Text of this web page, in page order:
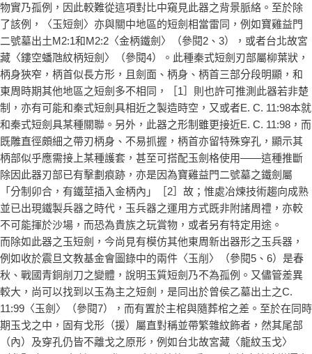
物實乃孤例，因此較難從這項對比中窺見此器之背景脈絡。至於除
了該例，〈玉短劍〉亦與關中地區的短劍相當雷同，例如寶雞益門
二號墓出土M2:1和M2:2〈金柄鐵劍〉（參閱2、3），或者台北故宮
藏〈鏤空蟠虺紋柄短劍〉（參閱4）。此種秦式短劍刃部屬柳葉狀，
柄身狹窄，柄首似長方形，且劍面、柄身、柄首三部分段明顯，和
東周時期其他地區之短劍多不相同，［1］則也許可推測此器若非楚
制，亦有可能和秦式短劍具相近之製造時空，又或者E. C. 11:98本就
和秦式短劍具某種關聯。另外，此器之形制雖更接近E. C. 11:98，而
既雕直徑頗細之帶刃柄身、不易抓握，柄首亦留特殊穿孔，顯示其
柄部似乎應需接上某種護套，甚至可搭配玉劍格使用——這種推斷
除因此器刃部已有擊劃痕跡，亦是因為寶雞益門二號墓之鐵劍屬
「分制卯合，有鐵莖插入金柄內」［2］故；惟處冶煉技術趨向成熟
並已出現鐵製兵器之時代，玉兵器之運用方式既非附諸周禮，亦較
不可能揮於沙場，而恐為貴族之玩賞物，或者另有特定用途。
而除如此器之玉短劍，今尚見有模仿其他東周新出器形之玉兵器，
例如收於震旦文教基金會圖錄中的兩件〈玉削〉（參閱5、6）是春
秋、戰國青銅削刀之變體，說明玉質短劍乃不為孤例。又儘管差異
較大，尚可以找到以玉為主之短劍，是同出於曾侯乙墓出土之C.
11:99〈玉劍〉（參閱7），而有置於主棺與隨葬棺之差。至於在同時
期玉戈之中，固有戈形（援）屬直對稱並帶繁雜紋飾者，然其尾部
（內）及穿孔仍皆不離戈之原形，例如台北故宮藏〈龍紋玉戈〉